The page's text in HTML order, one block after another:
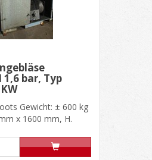
1,6 bar, Typ
Gewicht: ± 600 kg
x 1600 mm, H.